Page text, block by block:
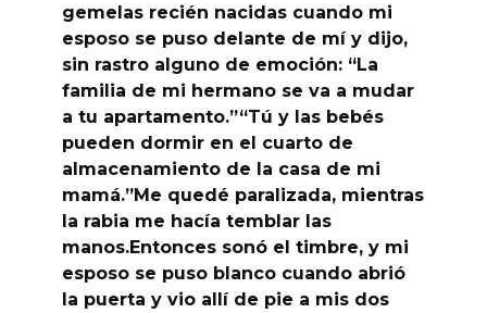
gemelas recién nacidas cuando mi
esposo se puso delante de mí y dijo,
sin rastro alguno de emoción: “La
familia de mi hermano se va a mudar
a tu apartamento.”“Tú y las bebés
pueden dormir en el cuarto de
almacenamiento de la casa de mi
mamá.”Me quedé paralizada, mientras
la rabia me hacía temblar las
manos.Entonces sonó el timbre, y mi
esposo se puso blanco cuando abrió
la puerta y vio allí de pie a mis dos